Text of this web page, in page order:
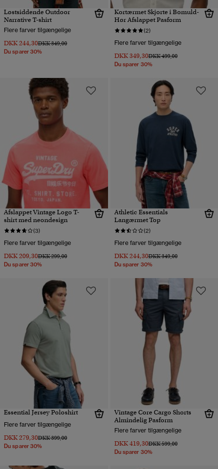
Løstsiddende Outdoor
Narrative T-shirt
Flere farver tilgængelige
DKK 244,30Pris nedsat fra
DKK 349,00til
Du sparer 30%
Kortærmet Skjorte i Bomuld-
Hør Afslappet Pasform
(2)
Flere farver tilgængelige
DKK 349,30Pris nedsat fra
DKK 499,00til
Du sparer 30%
Afslappet Vintage Logo T-
shirt med neondesign
(3)
Flere farver tilgængelige
DKK 209,30Pris nedsat fra
DKK 299,00til
Du sparer 30%
Athletic Essentials
Langærmet Top
(2)
Flere farver tilgængelige
DKK 244,30Pris nedsat fra
DKK 349,00til
Du sparer 30%
Essential Jersey Poloshirt
Flere farver tilgængelige
DKK 279,30Pris nedsat fra
DKK 399,00til
Du sparer 30%
Vintage Core Cargo Shorts
Almindelig Pasform
Flere farver tilgængelige
DKK 419,30Pris nedsat fra
DKK 599,00til
Du sparer 30%